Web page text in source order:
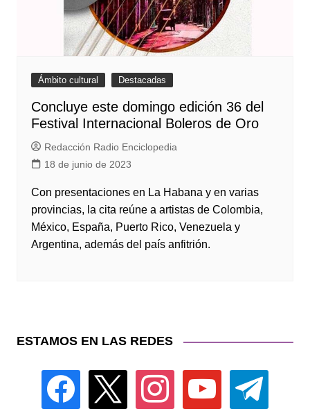
Ámbito cultural Destacadas
Concluye este domingo edición 36 del
Festival Internacional Boleros de Oro
Redacción Radio Enciclopedia
18 de junio de 2023
Con presentaciones en La Habana y en varias
provincias, la cita reúne a artistas de Colombia,
México, España, Puerto Rico, Venezuela y
Argentina, además del país anfitrión.
ESTAMOS EN LAS REDES
facebook instagram youtube telegram